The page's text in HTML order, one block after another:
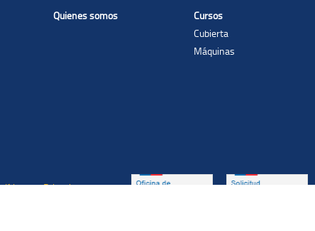
Quienes somos
Cursos
Cubierta
Máquinas
de Privacidad